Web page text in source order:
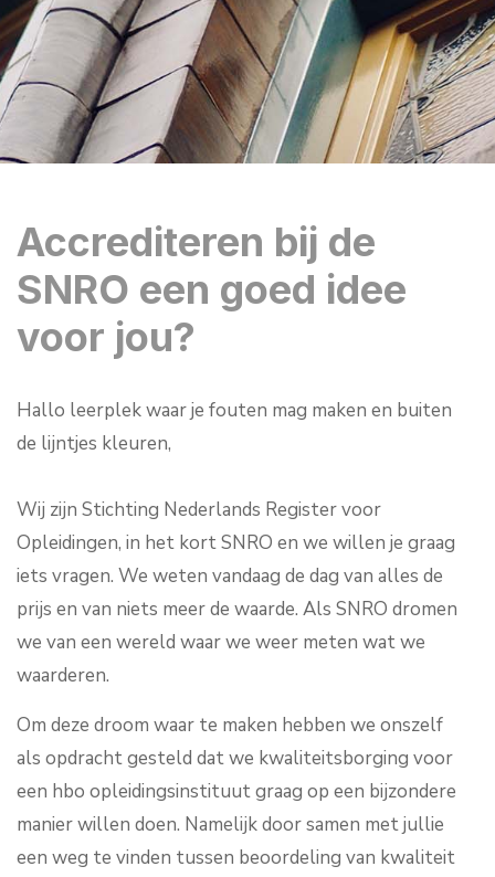
Accrediteren bij de
SNRO een goed idee
voor jou?
Hallo leerplek waar je fouten mag maken en buiten
de lijntjes kleuren,
Wij zijn Stichting Nederlands Register voor
Opleidingen, in het kort SNRO en we willen je graag
iets vragen. We weten vandaag de dag van alles de
prijs en van niets meer de waarde. Als SNRO dromen
we van een wereld waar we weer meten wat we
waarderen.
Om deze droom waar te maken hebben we onszelf
als opdracht gesteld dat we kwaliteitsborging voor
een hbo opleidingsinstituut graag op een bijzondere
manier willen doen. Namelijk door samen met jullie
een weg te vinden tussen beoordeling van kwaliteit